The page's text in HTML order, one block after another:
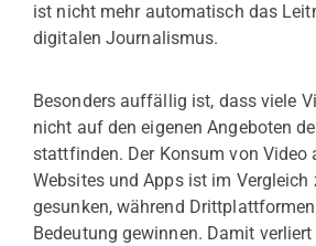
ist nicht mehr automatisch das
digitalen Journalismus.
Besonders auffällig ist, dass viele
nicht auf den eigenen Angeboten
stattfinden. Der Konsum von Video
Websites und Apps ist im Vergleich
gesunken, während
Bedeutung gewinnen. Damit